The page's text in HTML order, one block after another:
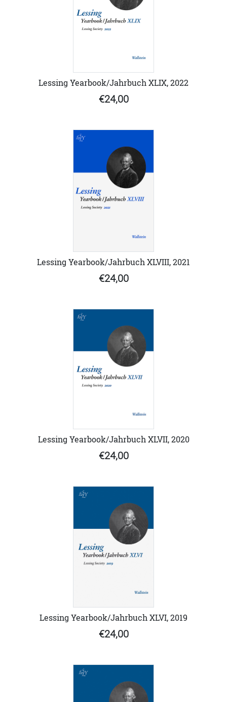
Lessing Yearbook/Jahrbuch XLIX, 2022
€24,00
Lessing Yearbook/Jahrbuch XLVIII, 2021
€24,00
Lessing Yearbook/Jahrbuch XLVII, 2020
€24,00
Lessing Yearbook/Jahrbuch XLVI, 2019
€24,00